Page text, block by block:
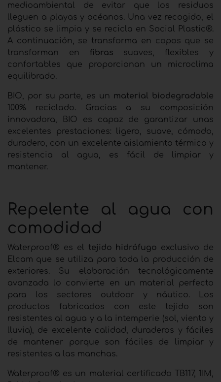
medioambiental de evitar que los residuos
lleguen a playas y océanos. Una vez recogido, el
plástico se limpia y se recicla en Social Plastic®.
A continuación, se transforma en copos que se
transforman en fibras suaves, flexibles y
confortables que proporcionan un microclima
equilibrado.
BIO, por su parte, es un material biodegradable
100% reciclado. Gracias a su composición
innovadora, BIO es capaz de garantizar unas
excelentes prestaciones: ligero, suave, cómodo,
duradero, con un excelente aislamiento térmico y
resistencia al agua, es fácil de limpiar y
mantener.
Repelente al agua con
comodidad
Waterproof® es el tejido hidrófugo exclusivo de
Elcam que se utiliza para toda la producción de
exteriores. Su elaboración tecnológicamente
avanzada lo convierte en un material perfecto
para los sectores outdoor y náutico. Los
productos fabricados con este tejido son
resistentes al agua y a la intemperie (sol, viento y
lluvia), de excelente calidad, duraderos y fáciles
de mantener porque son fáciles de limpiar y
resistentes a las manchas.
Waterproof® es un material certificado TB117, 1IM,